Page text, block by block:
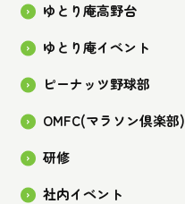
ゆとり庵高野台
ゆとり庵イベント
ピーナッツ野球部
OMFC(マラソン倶楽部)
研修
社内イベント